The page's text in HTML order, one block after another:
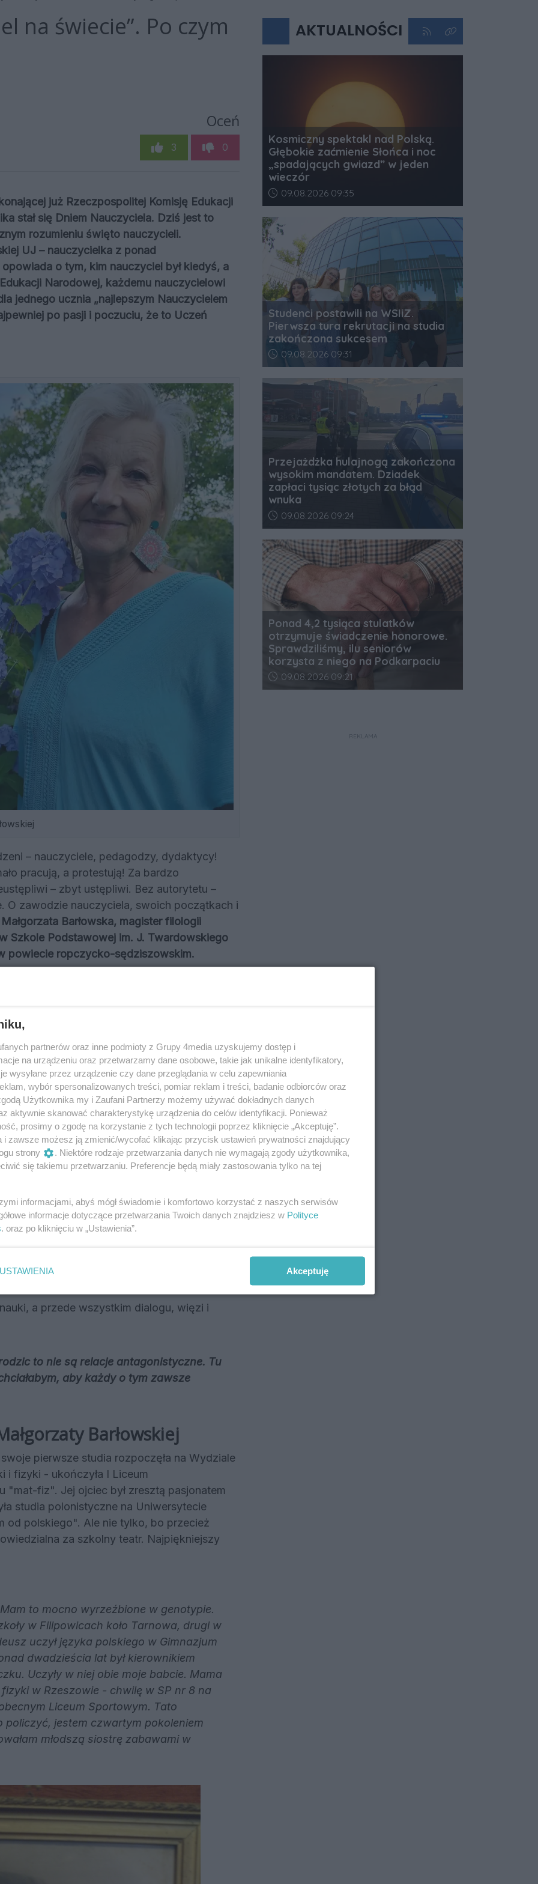
na świecie”. Po czym
Oceń
3 0
już Rzeczpospolitej Komisję Edukacji
stał się Dniem Nauczyciela. Dziś jest to
rozumieniu święto nauczycieli.
UJ – nauczycielka z ponad
o tym, kim nauczyciel był kiedyś, a
Narodowej, każdemu nauczycielowi
jednego ucznia „najlepszym Nauczycielem
po pasji i poczuciu, że to Uczeń
– nauczyciele, pedagodzy, dydaktycy!
pracują, a protestują! Za bardzo
– zbyt ustępliwi. Bez autorytetu –
O zawodzie nauczyciela, swoich początkach i
Małgorzata Barłowska, magister filologii
Szkole Podstawowej im. J. Twardowskiego
powiecie ropczycko-sędziszowskim.
dziś
rodzicem, trochę srogim belfrem, niekiedy
równocześnie oczekując od
tylko pedagog, odpowiedzialny za
Z opowieści dziadków wiem, że
a w małych miejscowościach
i mężami zaufania. Trzeba jednak
to procent ludzi wykształconych był
nauczyciele stali na takim samym
trolli hejtująca w sieci nauczycieli w
temu, straszliwie zdeprecjonowała ten
pieniądze za nic i jeszcze mające
stała się obiegowym, krzywdzącym
a przede wszystkim dialogu, więzi i
to nie są relacje antagonistyczne. Tu
aby każdy o tym zawsze
Barłowskiej
pierwsze studia rozpoczęła na Wydziale
i fizyki - ukończyła I Liceum
"mat-fiz". Jej ojciec był zresztą pasjonatem
studia polonistyczne na Uniwersytecie
od polskiego". Ale nie tylko, bo przecież
za szkolny teatr. Najpiękniejszy
to mocno wyrzeźbione w genotypie.
w Filipowicach koło Tarnowa, drugi w
uczył języka polskiego w Gimnazjum
dwadzieścia lat był kierownikiem
Uczyły w niej obie moje babcie. Mama
w Rzeszowie - chwilę w SP nr 8 na
Liceum Sportowym. Tato
policzyć, jestem czwartym pokoleniem
młodszą siostrę zabawami w
AKTUALNOŚCI Kliknij aby przejść do
Kliknij aby zobaczyć
Kosmiczny spektakl nad Polską.
Głębokie zaćmienie Słońca i noc
„spadających gwiazd” w jeden
wieczór
Data dodania artykułu:
09.08.2026 09:35
Studenci postawili na WSIiZ.
Pierwsza tura rekrutacji na studia
zakończona sukcesem
Data dodania artykułu:
09.08.2026 09:31
Przejażdżka hulajnogą zakończona
wysokim mandatem. Dziadek
zapłaci tysiąc złotych za błąd
wnuka
Data dodania artykułu:
09.08.2026 09:24
Ponad 4,2 tysiąca stulatków
otrzymuje świadczenie honorowe.
Sprawdziliśmy, ilu seniorów
korzysta z niego na Podkarpaciu
Data dodania artykułu:
09.08.2026 09:21
REKLAMA
partnerów oraz inne podmioty z Grupy 4media uzyskujemy dostęp i
na urządzeniu oraz przetwarzamy dane osobowe, takie jak unikalne identyfikatory,
wysyłane przez urządzenie czy dane przeglądania w celu zapewniania
wybór spersonalizowanych treści, pomiar reklam i treści, badanie odbiorców oraz
Użytkownika my i Zaufani Partnerzy możemy używać dokładnych danych
aktywnie skanować charakterystykę urządzenia do celów identyfikacji. Ponieważ
prosimy o zgodę na korzystanie z tych technologii poprzez kliknięcie „Akceptuję”.
i zawsze możesz ją zmienić/wycofać klikając przycisk ustawień prywatności znajdujący
strony
. Niektóre rodzaje przetwarzania danych nie wymagają zgody użytkownika,
się takiemu przetwarzaniu. Preferencje będą miały zastosowania tylko na tej
informacjami, abyś mógł świadomie i komfortowo korzystać z naszych serwisów
informacje dotyczące przetwarzania Twoich danych znajdziesz w Polityce
. oraz po kliknięciu w „Ustawienia”.
USTAWIENIA Akceptuję